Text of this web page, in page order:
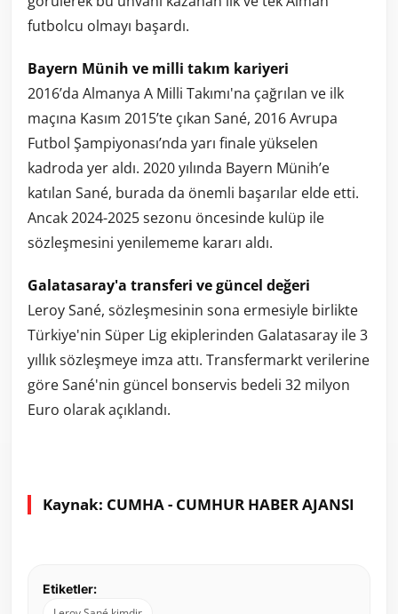
futbolcu olmayı başardı.
Bayern Münih ve milli takım kariyeri
2016’da Almanya A Milli Takımı'na çağrılan ve ilk
maçına Kasım 2015’te çıkan Sané, 2016 Avrupa
Futbol Şampiyonası’nda yarı finale yükselen
kadroda yer aldı. 2020 yılında Bayern Münih’e
katılan Sané, burada da önemli başarılar elde etti.
Ancak 2024-2025 sezonu öncesinde kulüp ile
sözleşmesini yenilememe kararı aldı.
Galatasaray'a transferi ve güncel değeri
Leroy Sané, sözleşmesinin sona ermesiyle birlikte
Türkiye'nin Süper Lig ekiplerinden Galatasaray ile 3
yıllık sözleşmeye imza attı. Transfermarkt verilerine
göre Sané'nin güncel bonservis bedeli 32 milyon
Euro olarak açıklandı.
Kaynak: CUMHA - CUMHUR HABER AJANSI
Etiketler: